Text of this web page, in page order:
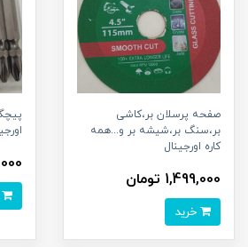
صفحه پرسلان بر،کاشی
بر،سنگ بر،شیشه بر و...همه
کاره اورجينال
1,499,000 تومان